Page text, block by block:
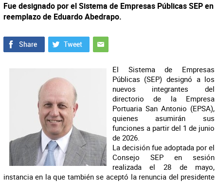
Fue designado por el Sistema de Empresas Públicas SEP en
reemplazo de Eduardo Abedrapo.
El Sistema de Empresas
Públicas (SEP) designó a los
nuevos integrantes del
directorio de la Empresa
Portuaria San Antonio (EPSA),
quienes asumirán sus
funciones a partir del 1 de junio
de 2026.
La decisión fue adoptada por el
Consejo SEP en sesión
realizada el 28 de mayo,
instancia en la que también se aceptó la renuncia del presidente